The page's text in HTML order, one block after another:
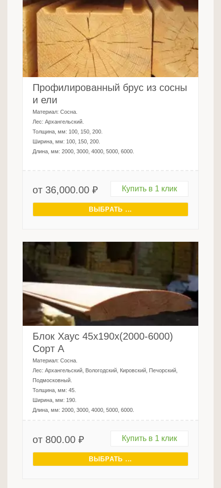
Профилированный брус из сосны
и ели
Материал: Сосна
Лес: Архангельский
Толщина, мм: 100, 150, 200
Ширина, мм: 100, 150, 200
Длина, мм: 2000, 3000, 4000, 5000, 6000
от 36,000.00 ₽ Купить в 1 клик
ВЫБРАТЬ ...
Блок Хаус 45х190х(2000-6000)
Сорт А
Материал: Сосна
Лес: Архангельский, Вологодский, Кировский, Печорский,
Подмосковный
Толщина, мм: 45
Ширина, мм: 190
Длина, мм: 2000, 3000, 4000, 5000, 6000
от 800.00 ₽ Купить в 1 клик
ВЫБРАТЬ ...